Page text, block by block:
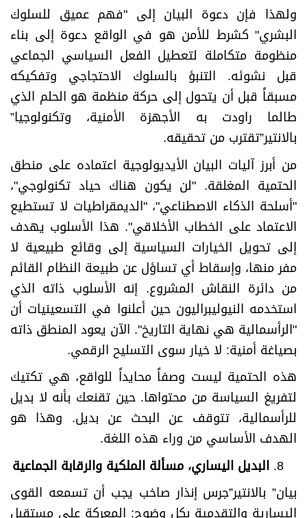
ولهذا فإن دعوة البيان إلى "فهم عميق للسلوك
البشري" كشرط للأمن هو في الواقع دعوة إلى بناء
منظومة متكاملة لتعطيل الفعل السياسي الجماعي
قبل نشوئه. التنبؤ بالسلوك الاحتجاجي وتفكيكه
مسبقاً قبل أن يتحول إلى حركة منظمة هو الحلم الذي
طالما راودت به الأجهزة الأمنية، وتكنولوجيا”
بالانتير”تقترب من تحقيقه.
من أبرز آليات البيان الأيديولوجية اعتماده على منطق
الحتمية المغلقة. "لن يكون هناك حياد تكنولوجي"،
"أسلحة الذكاء الاصطناعي"، "الديمقراطيات لا تستطيع
الاعتماد على الخطاب الأخلاقي". هذا الأسلوب يهدف
إلى تحويل الخيارات السياسية إلى وقائع طبيعية لا
مفر منها، وإسقاط أي تساؤل عن طبيعة النظام القائم
من دائرة النقاش المشروع. إنه الأسلوب ذاته الذي
استخدمه النيوليبراليون حين أعلنوا في التسعينيات أن
"الرأسمالية هي نهاية التاريخ". الآن يعود المنطق ذاته
بصياغة أمنية: لا خيار سوى التسليح الرقمي.
هذه الحتمية ليست وصفاً محايداً للواقع، هي تكتيك
لتفريغ السياسة من محتواها. حين تقنعك بأنه لا بديل
للرأسمالية، تتوقف عن البحث عن بديل. وهذا هو
الهدف الأساسي من وراء هذه اللغة.
البديل اليساري، مسألة الملكية والرقابة الجماعية
بيان” بالانتير”جرس إنذار صاخب يجب أن تسمعه القوى